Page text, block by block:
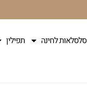
סלסלאות לחינה
תפילין